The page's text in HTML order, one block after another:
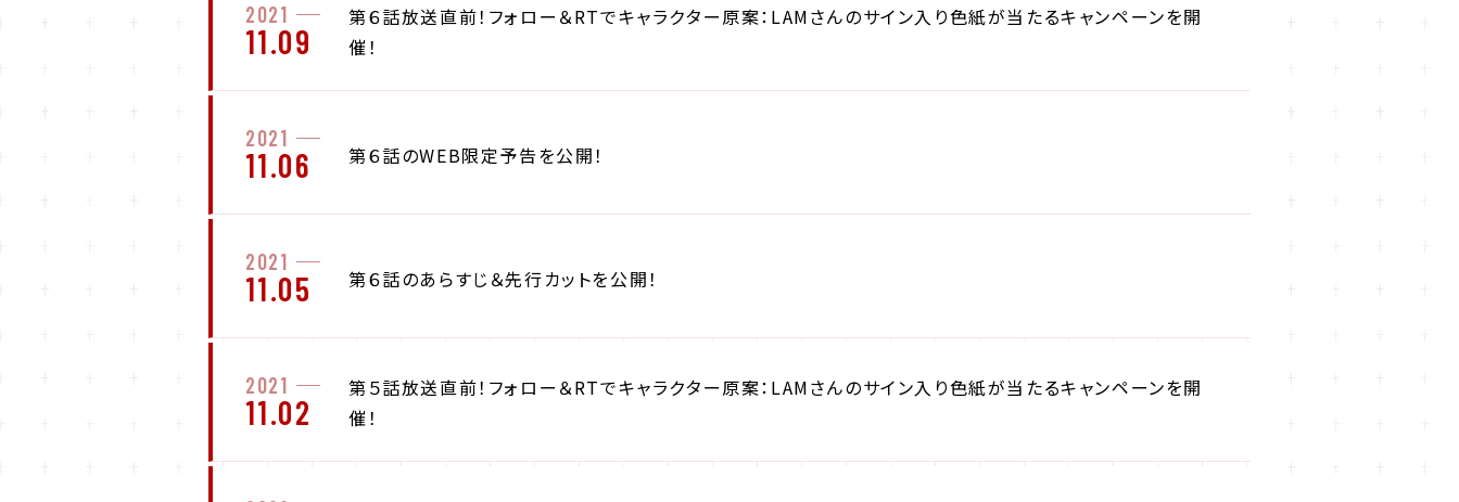
2021
11.09
第６話放送直前！フォロー＆RTでキャラクター原案：LAMさんのサイン入り色紙が当たるキャンペーンを開
催！
2021
11.06 第６話のWEB限定予告を公開！
2021
11.05 第６話のあらすじ＆先行カットを公開！
2021
11.02
第５話放送直前！フォロー＆RTでキャラクター原案：LAMさんのサイン入り色紙が当たるキャンペーンを開
催！